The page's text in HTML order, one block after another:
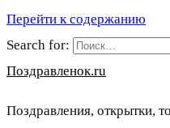
Перейти к содержанию
Search for:
Поздравленок.ru
Поздравления, открытки,